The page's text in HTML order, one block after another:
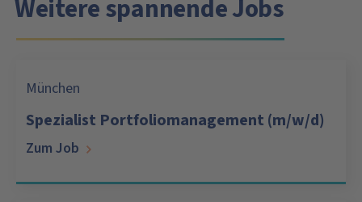
Weitere spannende Jobs
München
Spezialist Portfoliomanagement (m/w/d)
Zum Job